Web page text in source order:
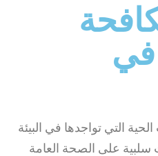
في
التي تواجدها في البيئة
سلبية على الصحة العامة